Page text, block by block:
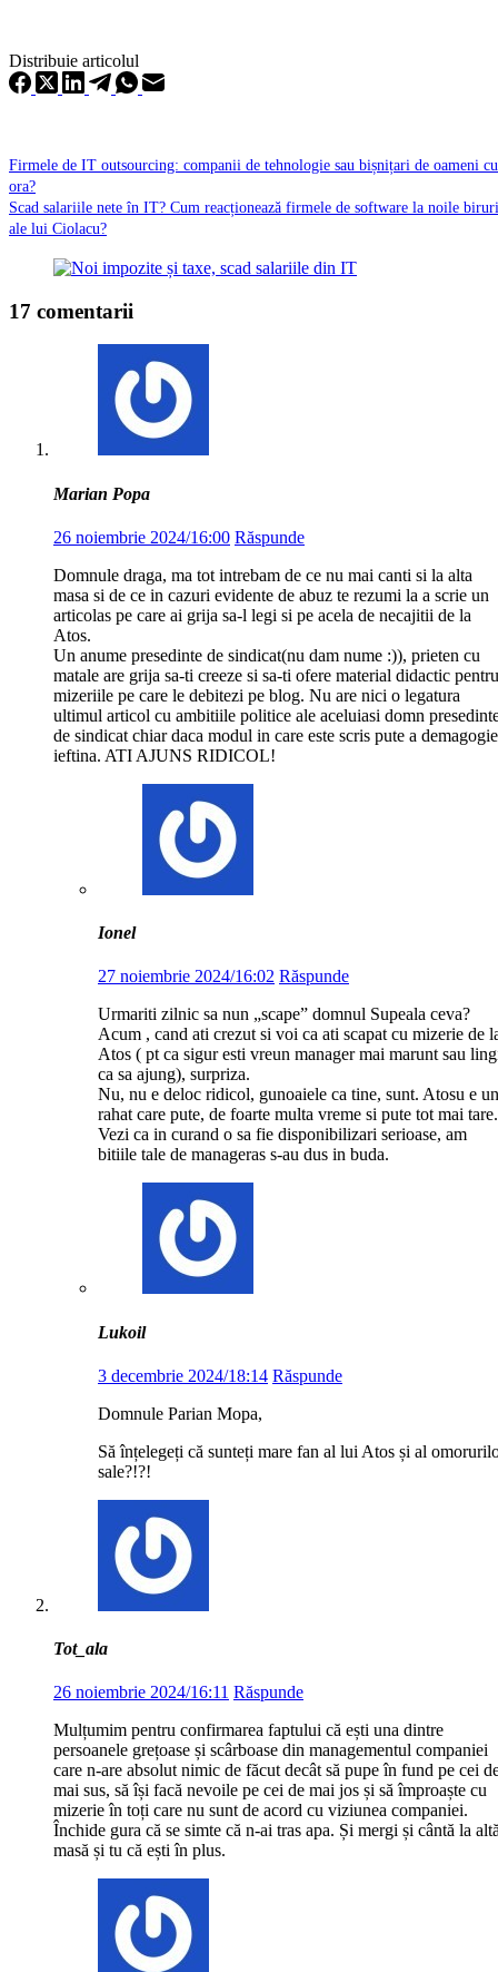
Distribuie articolul
Firmele de IT outsourcing: companii de tehnologie sau bișnițari de oameni cu
ora?
Scad salariile nete în IT? Cum reacționează firmele de software la noile biruri
ale lui Ciolacu?
17 comentarii
Marian Popa
26 noiembrie 2024/16:00 Răspunde
Domnule draga, ma tot intrebam de ce nu mai canti si la alta
masa si de ce in cazuri evidente de abuz te rezumi la a scrie un
articolas pe care ai grija sa-l legi si pe acela de necajitii de la
Atos.
Un anume presedinte de sindicat(nu dam nume :)), prieten cu
matale are grija sa-ti creeze si sa-ti ofere material didactic pentru
mizeriile pe care le debitezi pe blog. Nu are nici o legatura
ultimul articol cu ambitiile politice ale aceluiasi domn
de sindicat chiar daca modul in care este scris pute a demagogie
ieftina. ATI AJUNS RIDICOL!
Ionel
27 noiembrie 2024/16:02 Răspunde
Urmariti zilnic sa nun „scape” domnul Supeala ceva?
Acum , cand ati crezut si voi ca ati scapat cu mizerie de
Atos ( pt ca sigur esti vreun manager mai marunt sau
ca sa ajung), surpriza.
Nu, nu e deloc ridicol, gunoaiele ca tine, sunt. Atosu e un
rahat care pute, de foarte multa vreme si pute tot mai tare.
Vezi ca in curand o sa fie disponibilizari serioase, am
bitiile tale de manageras s-au dus in buda.
Lukoil
3 decembrie 2024/18:14 Răspunde
Domnule Parian Mopa,
Să înțelegeți că sunteți mare fan al lui Atos și al
sale?!?!
Tot_ala
26 noiembrie 2024/16:11 Răspunde
Mulțumim pentru confirmarea faptului că ești una dintre
persoanele grețoase și scârboase din managementul companiei
care n-are absolut nimic de făcut decât să pupe în fund pe cei
mai sus, să își facă nevoile pe cei de mai jos și să împroaște cu
mizerie în toți care nu sunt de acord cu viziunea companiei.
Închide gura că se simte că n-ai tras apa. Și mergi și cântă la
masă și tu că ești în plus.